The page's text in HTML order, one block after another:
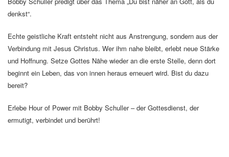
denkst“.
Echte geistliche Kraft entsteht nicht aus Anstrengung, sondern aus der
Verbindung mit Jesus Christus. Wer ihm nahe bleibt, erlebt neue Stärke
und Hoffnung. Setze Gottes Nähe wieder an die erste Stelle, denn dort
beginnt ein Leben, das von innen heraus erneuert wird. Bist du dazu
bereit?
Erlebe Hour of Power mit Bobby Schuller – der Gottesdienst, der
ermutigt, verbindet und berührt!